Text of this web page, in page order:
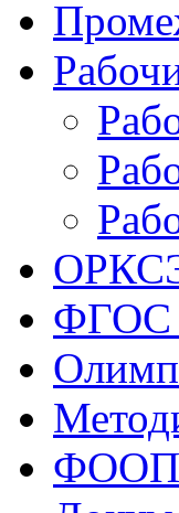
ФГОС
ФООП